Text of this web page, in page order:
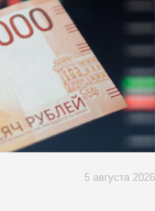
5 августа 2026